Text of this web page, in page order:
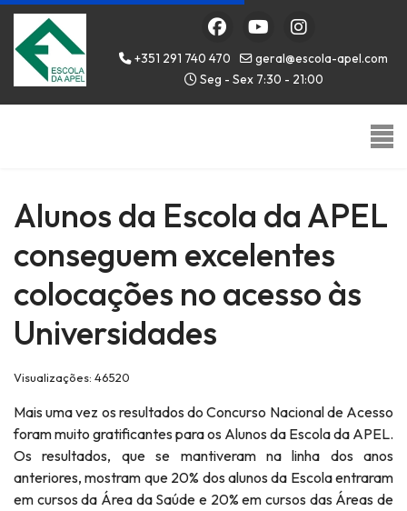
+351 291 740 470
geral@escola-apel.com
Seg - Sex 7:30 - 21:00
Alunos da Escola da APEL
conseguem excelentes
colocações no acesso às
Universidades
Visualizações: 46520
Mais uma vez os resultados do Concurso Nacional de Acesso
foram muito gratificantes para os Alunos da Escola da APEL.
Os resultados, que se mantiveram na linha dos anos
anteriores, mostram que 20% dos alunos da Escola entraram
em cursos da Área da Saúde e 20% em cursos das Áreas de